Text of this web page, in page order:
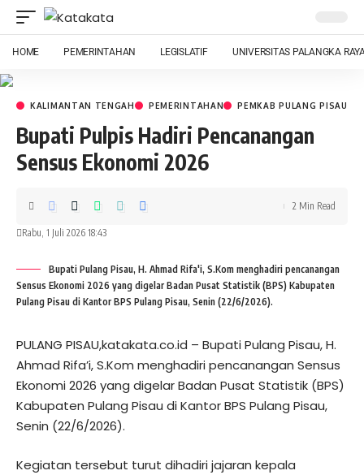
HOME PEMERINTAHAN LEGISLATIF UNIVERSITAS PALANGKA
KALIMANTAN TENGAH PEMERINTAHAN PEMKAB PULANG PISAU
Bupati Pulpis Hadiri Pencanangan
Sensus Ekonomi 2026
Rabu, 1 Juli 2026 18:43
2 Min Read
Bupati Pulang Pisau, H. Ahmad Rifa'i, S.Kom menghadiri pencanangan
Sensus Ekonomi 2026 yang digelar Badan Pusat Statistik (BPS) Kabupaten
Pulang Pisau di Kantor BPS Pulang Pisau, Senin (22/6/2026).
PULANG PISAU,katakata.co.id – Bupati Pulang Pisau, H.
Ahmad Rifa’i, S.Kom menghadiri pencanangan Sensus
Ekonomi 2026 yang digelar Badan Pusat Statistik (BPS)
Kabupaten Pulang Pisau di Kantor BPS Pulang Pisau,
Senin (22/6/2026).
Kegiatan tersebut turut dihadiri jajaran kepala